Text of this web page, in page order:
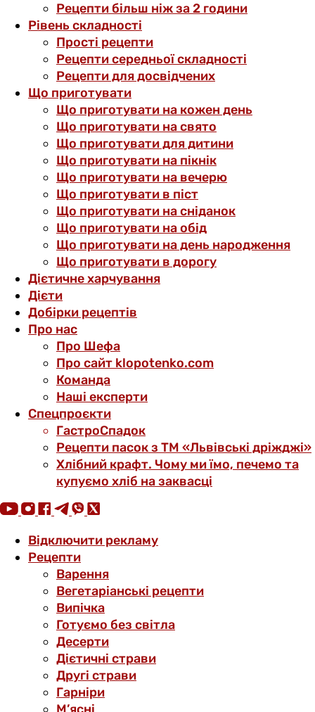
Рецепти більш ніж за 2 години
Рівень складності
Прості рецепти
Рецепти середньої складності
Рецепти для досвідчених
Що приготувати
Що приготувати на кожен день
Що приготувати на свято
Що приготувати для дитини
Що приготувати на пікнік
Що приготувати на вечерю
Що приготувати в піст
Що приготувати на сніданок
Що приготувати на обід
Що приготувати на день народження
Що приготувати в дорогу
Дієтичне харчування
Дієти
Добірки рецептів
Про нас
Про Шефа
Про сайт klopotenko.com
Команда
Наші експерти
Спецпроєкти
ГастроСпадок
Рецепти пасок з ТМ «Львівські дріжджі»
Хлібний крафт. Чому ми їмо, печемо та
купуємо хліб на заквасці
Відключити рекламу
Рецепти
Варення
Вегетаріанські рецепти
Випічка
Готуємо без світла
Десерти
Дієтичні страви
Другі страви
Гарніри